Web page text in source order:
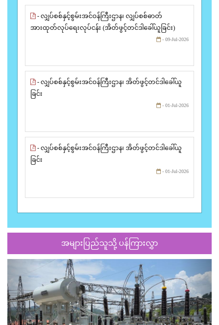
- လျှပ်စစ်နှင့်စွမ်းအင်ဝန်ကြီးဌာန၊ လျှပ်စစ်ဓာတ်
အားထုတ်လုပ်ရေးလုပ်ငန်း (အိတ်ဖွင့်တင်ဒါခေါ်ယူခြင်း)
- 09-Jul-2026
- လျှပ်စစ်နှင့်စွမ်းအင်ဝန်ကြီးဌာန၊ အိတ်ဖွင့်တင်ဒါခေါ်ယူ
ခြင်း
- 01-Jul-2026
- လျှပ်စစ်နှင့်စွမ်းအင်ဝန်ကြီးဌာန၊ အိတ်ဖွင့်တင်ဒါခေါ်ယူ
ခြင်း
- 01-Jul-2026
အများပြည်သူသို့ ပန်ကြားလွှာ
Previous